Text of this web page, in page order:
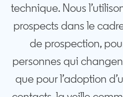
technique. Nous
prospects dans le
de prospection,
personnes qui
que pour l’adoption